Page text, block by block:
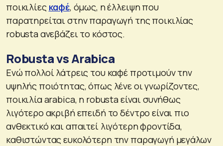
ποικιλίες καφέ, όμως, η έλλειψη που
παρατηρείται στην παραγωγή της ποικιλίας
robusta ανεβάζει το κόστος.
Robusta vs Arabica
Ενώ πολλοί λάτρεις του καφέ προτιμούν την
υψηλής ποιότητας, όπως λένε οι γνωρίζοντες,
ποικιλία arabica, η robusta είναι συνήθως
λιγότερο ακριβή επειδή το δέντρο είναι πιο
ανθεκτικό και απαιτεί λιγότερη φροντίδα,
καθιστώντας ευκολότερη την παραγωγή μεγάλων